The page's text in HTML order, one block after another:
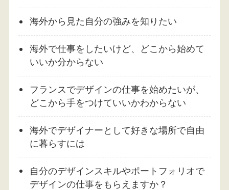
海外から見た自分の強みを知りたい
海外で仕事をしたいけど、どこから始めて
いいか分からない
フランスでデザインの仕事を始めたいが、
どこから手をつけていいかわからない
海外でデザイナーとして好きな場所で自由
に暮らすには
自分のデザインスキルやポートフォリオで
デザインの仕事をもらえますか？